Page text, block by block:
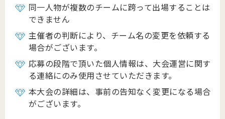
同一人物が複数のチームに跨って出場することは
できません
主催者の判断により、チーム名の変更を依頼する
場合がございます。
応募の段階で頂いた個人情報は、大会運営に関す
る連絡にのみ使用させていただきます。
本大会の詳細は、事前の告知なく変更になる場合
がございます。